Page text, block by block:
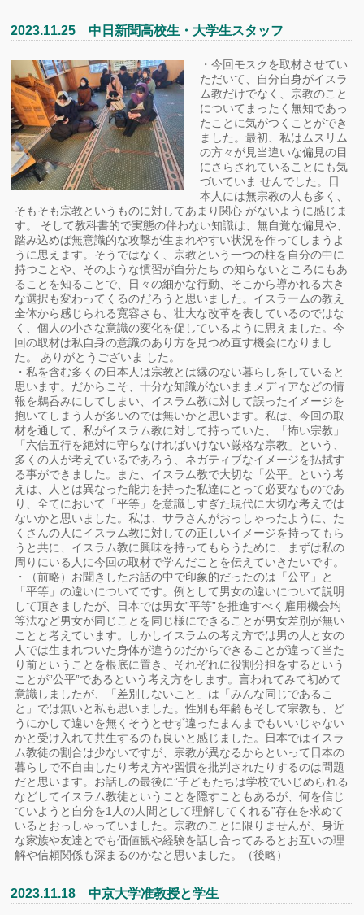
2023.11.25 中日新聞高校生・大学生スタッフ
・今回モスクを取材させてい
ただいて、自分自身がイスラ
ム教だけでなく、宗教のこと
についてまったく無知であっ
たことに気がつくことができ
ました。最初、私はムスリム
の方々が見当違いな偏見の目
にさらされていることにも気
づいていま せんでした。日
本人には無宗教の人も多く、
そもそも宗教というものに対してあまり関心 がないように感じま
す。 そして教科書的で実態の伴わない知識は、無自覚な偏見や、
踏み込めば無意識的な攻撃が生まれやすい状況を作ってしまうよ
うに思えます。そうではなく、宗教という一つの柱を自分の中に
持つことや、そのような慣習が自分たち の知らないところにもあ
ることを知ることで、日々の細かな行動、そこから導かれる大き
な選択も変わってくるのだろうと思いました。イスラームの教え
全体から感じられる寛容さも、壮大な改革を表しているのではな
く、個人の小さな意識の変化を促しているように思えました。今
回の取材は私自身の意識のあり方を見つめ直す機会になりまし
た。 ありがとうございま した。
・私を含む多くの日本人は宗教とは縁のない暮らしをしていると
思います。だからこそ、十分な知識がないままメディアなどの情
報を鵜呑みにしてしまい、イスラム教に対して誤ったイメージを
抱いてしまう人が多いのでは無いかと思います。私は、今回の取
材を通して、私がイスラム教に対して持っていた、「怖い宗教」
「六信五行を絶対に守らなければいけない厳格な宗教」という、
多くの人が考えているであろう、ネガティブなイメージを払拭す
る事ができました。また、イスラム教で大切な「公平」という考
えは、人とは異なった能力を持った私達にとって必要なものであ
り、全てにおいて「平等」を意識しすぎた現代に大切な考えでは
ないかと思いました。私は、サラさんがおっしゃったように、た
くさんの人にイスラム教に対しての正しいイメージを持ってもら
うと共に、イスラム教に興味を持ってもらうために、まずは私の
周りにいる人に今回の取材で学んだことを伝えていきたいです。
・（前略）お聞きしたお話の中で印象的だったのは「公平」と
「平等」の違いについてです。例として男女の違いについて説明
して頂きましたが、日本では男女”平等”を推進すべく雇用機会均
等法など男女が同じことを同じ様にできることが男女差別が無い
ことと考えています。しかしイスラムの考え方では男の人と女の
人では生まれついた身体が違うのだからできることが違って当た
り前ということを根底に置き、それぞれに役割分担をするという
ことが”公平”であるという考え方をします。言われてみて初めて
意識しましたが、「差別しないこと」は「みんな同じであるこ
と」では無いと私も思いました。性別も年齢もそして宗教も、ど
うにかして違いを無くそうとせず違ったまんまでもいいじゃない
かと受け入れて共生するのも良いと感じました。日本ではイスラ
ム教徒の割合は少ないですが、宗教が異なるからといって日本の
暮らしで不自由したり考え方や習慣を批判されたりするのは問題
だと思います。お話しの最後に”子どもたちは学校でいじめられる
などしてイスラム教徒ということを隠すこともあるが、何を信じ
ていようと自分を1人の人間として理解してくれる”存在を求めて
いるとおっしゃっていました。宗教のことに限りませんが、身近
な家族や友達とでも価値観や経験を話し合ってみるとお互いの理
解や信頼関係も深まるのかなと思いました。（後略）
2023.11.18 中京大学准教授と学生